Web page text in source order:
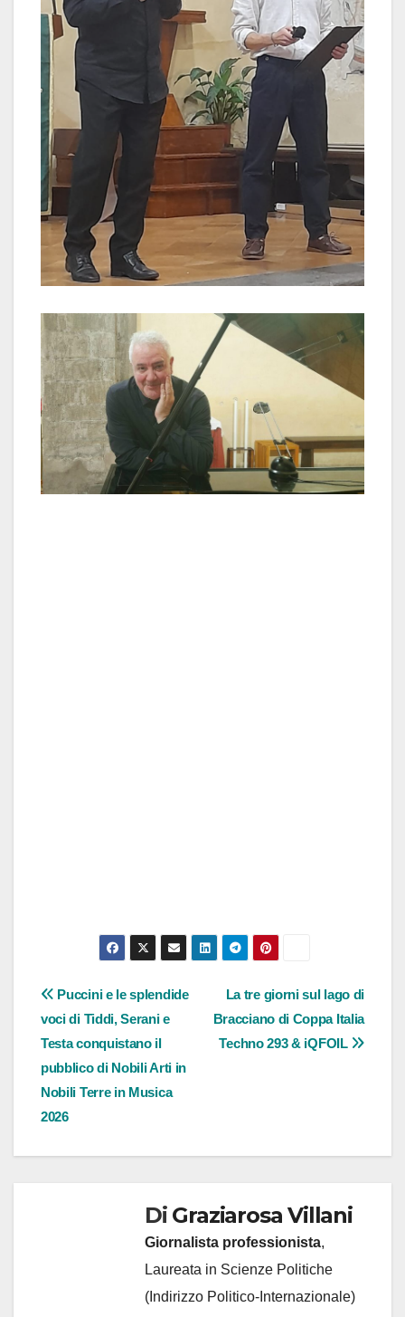
Navigazione
articoli
La tre giorni sul lago di
Bracciano di Coppa Italia
Techno 293 & iQFOIL
Puccini e le splendide
voci di Tiddi, Serani e
Testa conquistano il
pubblico di Nobili Arti in
Nobili Terre in Musica
2026
Di Graziarosa Villani
Giornalista professionista,
Laureata in Scienze Politiche
(Indirizzo Politico-Internazionale)